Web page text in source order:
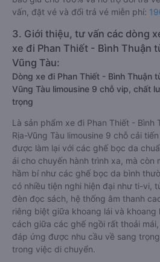
vấn, đặt vé và đổi trả vé miễn phí:
3. Giới thiệu, tư vấn các dòng
xe đi Phan Thiết - Bình Thuận
Vũng Tàu:
Dòng xe đi Phan Thiết - Bình Thuận
Vũng Tàu limousine 9 chỗ vip, chất
trọng
Là sản phẩm xe đi Phan Thiết - Bình
Rịa-Vũng Tàu limousine 9 chỗ cải
được làm lại với các ghế bọc da
ái cho chuyến hành trình xa, mà còn
hầm bí như các ghế bọc da bình
có nhiều tiện nghi hiện đại như ti-vi,
đèn đọc sách, hệ thống âm thanh
riêng biệt giữa khoang lái và khoang
cách giữa các ghế ngồi rất thoải
đáp ứng được nhu cầu về sang
trong việc di chuyển.